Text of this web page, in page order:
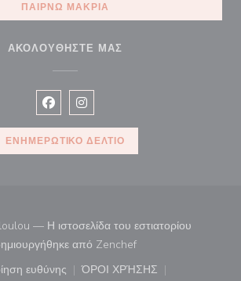
ΠΑΊΡΝΩ ΜΑΚΡΙΆ
ΑΚΟΛΟΥΘΉΣΤΕ ΜΑΣ
Facebook ((ανοίγει σε νέο
Instagram ((ανοίγει σε νέο
ΕΝΗΜΕΡΩΤΙΚΌ ΔΕΛΤΊΟ
— Η ιστοσελίδα του εστιατορίου
από Zenchef((ανοίγει σε νέο
ευθύνης
((ανοίγει σε νέο παράθυρο))
ΌΡΟΙ ΧΡΉΣΗΣ
((ανοίγει σε νέο